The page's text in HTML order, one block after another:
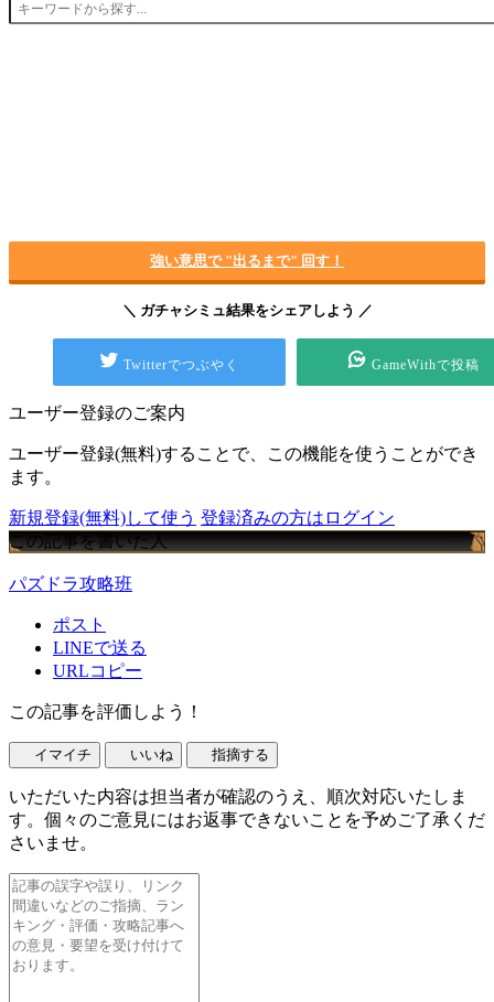
強い意思で "出るまで" 回す！
＼ ガチャシミュ結果をシェアしよう ／
Twitterでつぶやく GameWithで投稿
ユーザー登録のご案内
ユーザー登録(無料)することで、この機能を使うことができ
ます。
新規登録(無料)して使う 登録済みの方はログイン
この記事を書いた人
パズドラ攻略班
ポスト
LINEで送る
URLコピー
この記事を評価しよう！
イマイチ いいね 指摘する
いただいた内容は担当者が確認のうえ、順次対応いたしま
す。個々のご意見にはお返事できないことを予めご了承くだ
さいませ。